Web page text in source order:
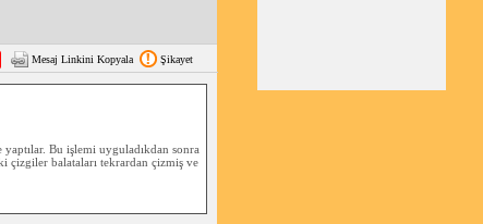
Mesaj Linkini Kopyala Şikayet
Bu işlemi uyguladıkdan sonra
çizgiler balataları tekrardan çizmiş ve